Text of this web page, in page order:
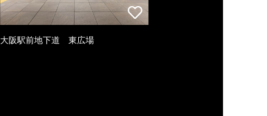
大阪駅前地下道 東広場